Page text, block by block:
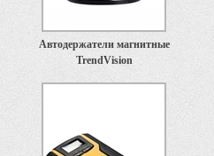
Автодержатели магнитные
TrendVision